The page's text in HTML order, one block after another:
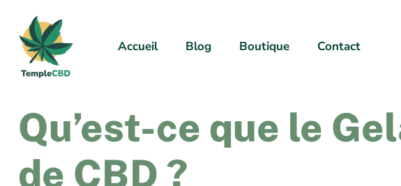
Accueil Blog Boutique Contact
Qu’est-ce que le
de CBD ?